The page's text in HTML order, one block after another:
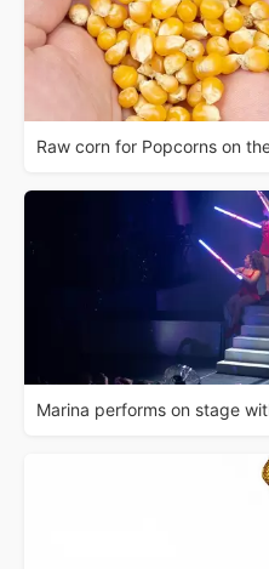
Raw corn for Popcorns on
Marina performs on stage